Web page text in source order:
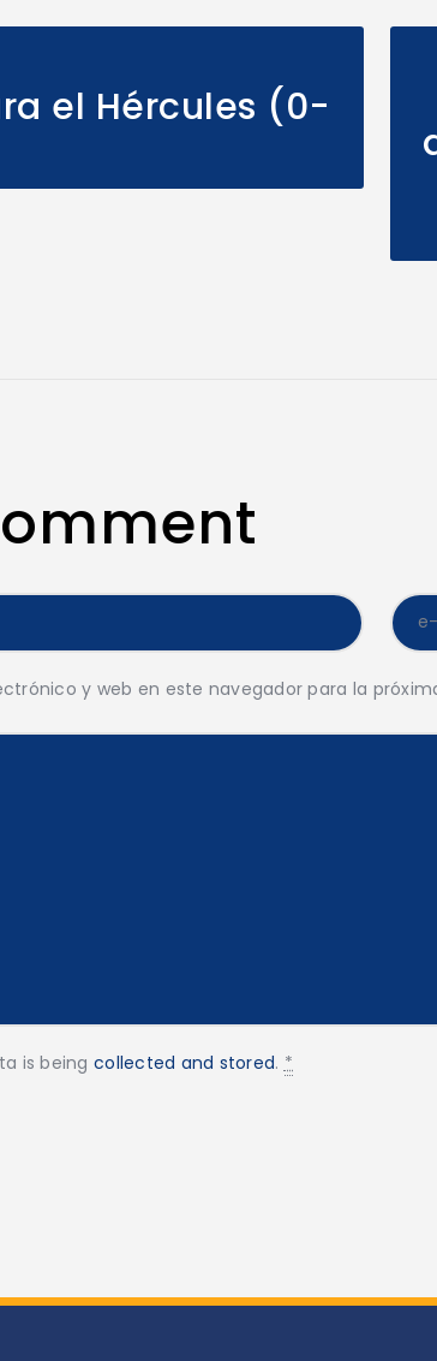
el Hércules (0-
y web en este navegador para la
is being collected and stored. *